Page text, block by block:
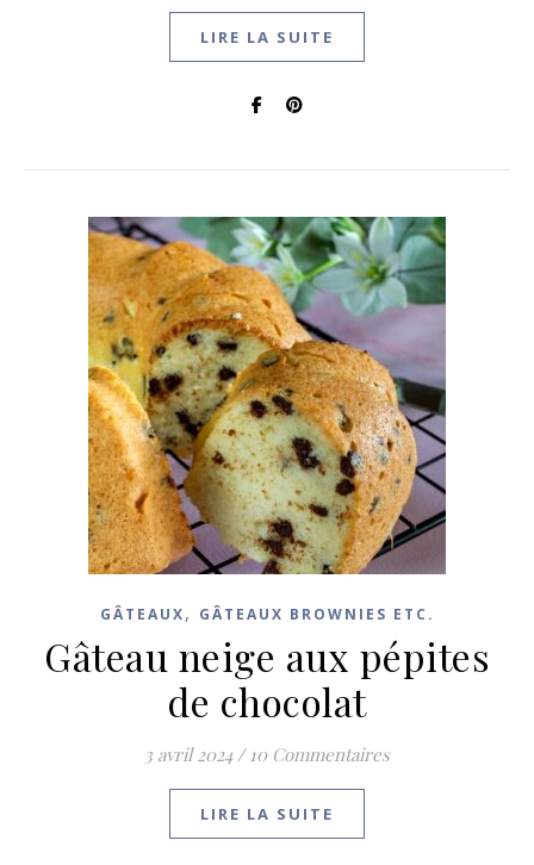
LIRE LA SUITE
GÂTEAUX, GÂTEAUX BROWNIES ETC.
Gâteau neige aux pépites
de chocolat
3 avril 2024 / 10 Commentaires
LIRE LA SUITE